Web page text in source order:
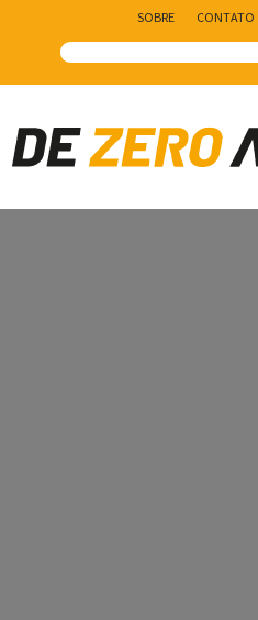
SOBRE CONTATO
Main Navigation